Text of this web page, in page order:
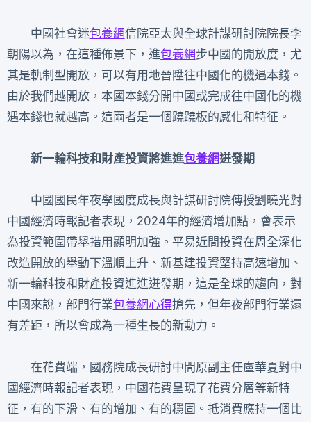
中國社會迷包養網信院亞太與全球計謀研討院院長李
朝陽以為，在這種佈景下，進包養網步中國的開放度，尤
其是軌制型開放，可以有用地晉陞往中國化的機遇本錢。
由於我們越開放，本國本錢分開中國或完成往中國化的機
遇本錢也就越高。這兩者是一個蹺蹺板的感化和特征。
新一輪科技和財產投資將進進包養網迸發期
中國國民年夜學國度成長與計謀研討院傳授劉曉光對
中國經濟時報記者表現，2024年的經濟增加點，會表示
為投資範圍帶舉措用顯明加強。平易近間投資在周全深化
改造開放的舉動下溫順上升、新基建投資堅持高速增加、
新一輪科技和財產投資進進迸發期，這是全球的趨向，對
中國來說，部門行業包養網心得搶先，但年夜部門行業還
有差距，所以會成為一種生長的新動力。
在花費端，國務院成長研討中間原副主任盧華夏對中
國經濟時報記者表現，中國花費呈現了花費分層等新特
征，有的下滑、有的增加、有的穩固。抵消費應持一個比